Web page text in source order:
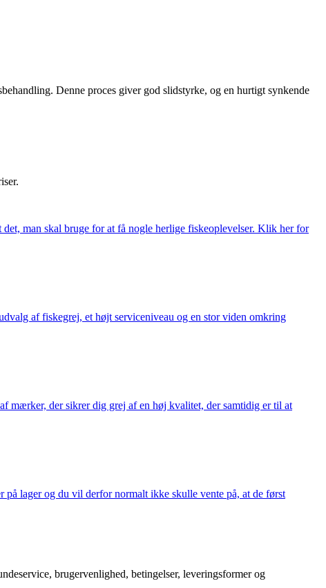
Denne proces giver god slidstyrke, og en hurtigt synkende
man skal bruge for at få nogle herlige fiskeoplevelser. Klik her for
af fiskegrej, et højt serviceniveau og en stor viden omkring
mærker, der sikrer dig grej af en høj kvalitet, der samtidig er til at
lager og du vil derfor normalt ikke skulle vente på, at de først
brugervenlighed, betingelser, leveringsformer og